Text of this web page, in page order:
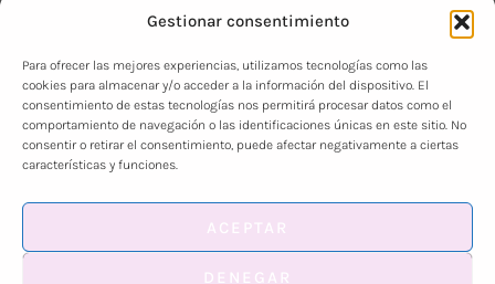
Gestionar consentimiento
Para ofrecer las mejores experiencias, utilizamos tecnologías como las
cookies para almacenar y/o acceder a la información del dispositivo. El
consentimiento de estas tecnologías nos permitirá procesar datos como el
comportamiento de navegación o las identificaciones únicas en este sitio. No
consentir o retirar el consentimiento, puede afectar negativamente a ciertas
características y funciones.
ACEPTAR
DENEGAR
p.m.
7 p.m.
miércoles Cerrado
jueves 10:30 a.m.–7
p.m.
viernes 10:30 a.m.–
POLITICAS DE
PRIVACIDAD